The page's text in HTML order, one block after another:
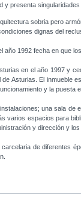
y presenta
sobria pero
dignas del
año 1992 fecha en que
en el año 1997 y
Asturias. El inmueble
y la puesta
una sala
varios espacios para
y dirección y
de diferentes